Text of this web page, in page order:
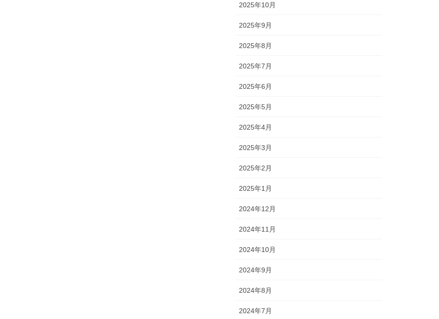
2025年10月
2025年9月
2025年8月
2025年7月
2025年6月
2025年5月
2025年4月
2025年3月
2025年2月
2025年1月
2024年12月
2024年11月
2024年10月
2024年9月
2024年8月
2024年7月